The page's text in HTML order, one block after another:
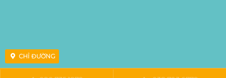
CHỈ ĐƯỜNG